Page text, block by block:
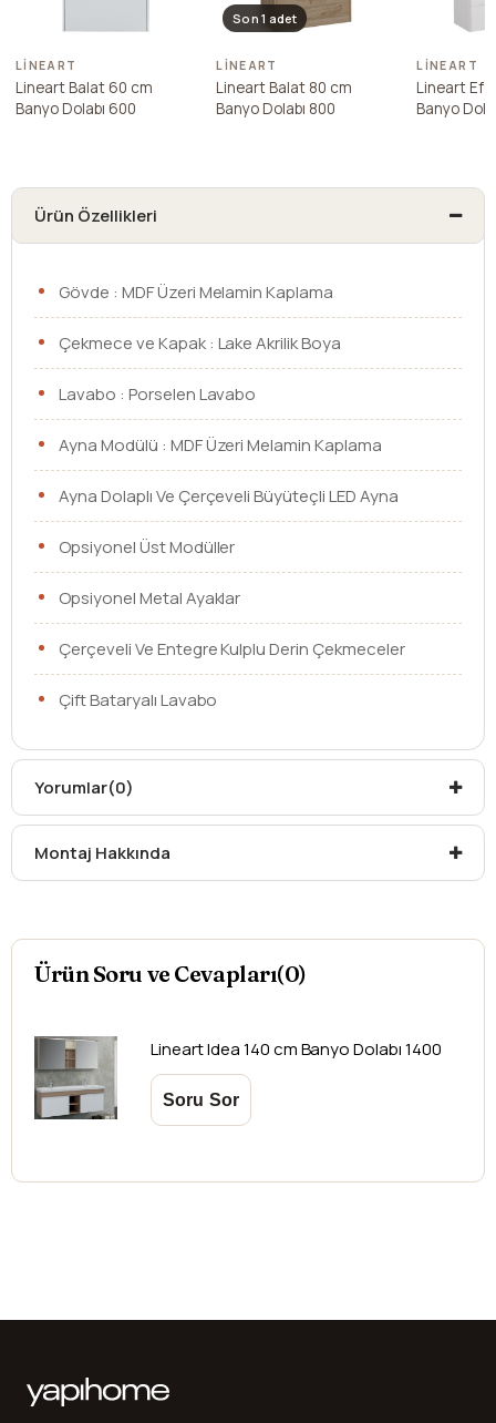
LINEART
Lineart Balat 60 cm
Banyo Dolabı 600
Son 1 adet
LINEART
Lineart Balat 80 cm
Banyo Dolabı 800
LINEART
Lineart
Banyo
Ürün Özellikleri
Gövde : MDF Üzeri Melamin Kaplama
Çekmece ve Kapak : Lake Akrilik Boya
Lavabo : Porselen Lavabo
Ayna Modülü : MDF Üzeri Melamin Kaplama
Ayna Dolaplı Ve Çerçeveli Büyüteçli LED Ayna
Opsiyonel Üst Modüller
Opsiyonel Metal Ayaklar
Çerçeveli Ve Entegre Kulplu Derin Çekmeceler
Çift Bataryalı Lavabo
Çekmece /
Çekmeceli
Kargo teslim süreleri, kargoya veriliş tarihinden itibaren
mesafelere göre değişiklik gösterebilir.
Kargo teslimatlarında mesafelerden dolayı
Kargonuzu teslim alırken hasarlı olabileceğini
düşündüğünüz ürünler için hasar tespit tutanağı
yazdırmanız gerekmektedir.
Aksi durumlarda ürünleriniadesi ve değişimi
yapılamamaktadır.
Yorumlar(0)
Montaj Hakkında
Ürün Soru ve Cevapları(0)
LineartIdea 140 cm Banyo Dolabı 1400